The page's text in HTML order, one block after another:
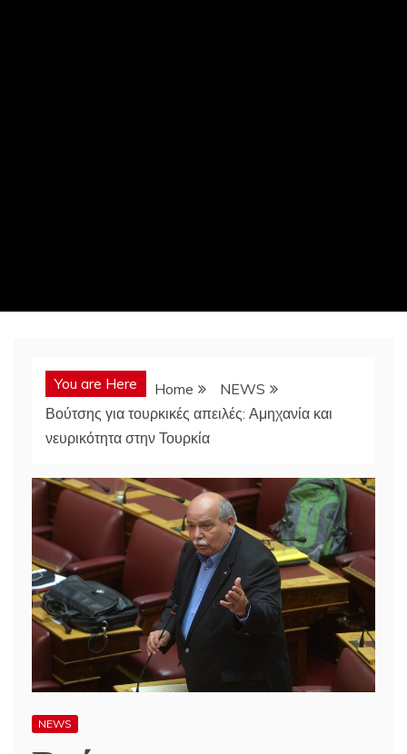
You are Here Home
NEWS
Βούτσης για τουρκικές απειλές: Αμηχανία και
νευρικότητα στην Τουρκία
NEWS